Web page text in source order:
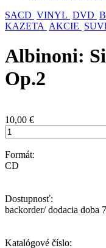
SACD VINYL DVD
KAZETA AKCIE
Albinoni:
Op.2
10,00 €
Formát:
CD
Dostupnosť:
backorder/ dodacia doba
Katalógové číslo: